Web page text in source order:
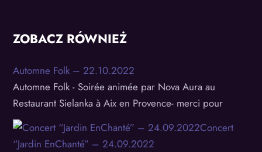
ZOBACZ RÓWNIEŻ
Automne Folk – 22.10.2022
Automne Folk - Soirée animée par Nova Aura au
Restaurant Sielanka à Aix en Provence- merci pour
Concert
“Jardin EnChanté” – 24.09.2022